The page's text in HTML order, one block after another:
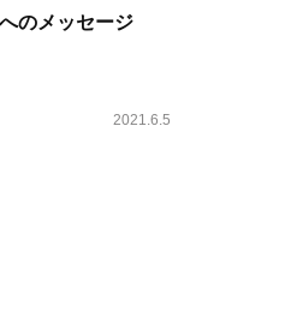
のメッセージ
2021.6.5